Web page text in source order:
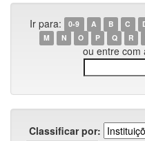
Ir para: 0-9 A B C
M
N O P Q R
ou entre com
Classificar por: